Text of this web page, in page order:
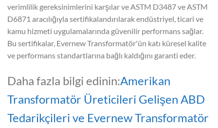
verimlilik gereksinimlerini karşılar ve ASTM D3487 ve ASTM
D6871 aracılığıyla sertifikalandırılarak endüstriyel, ticari ve
kamu hizmeti uygulamalarında güvenilir performans sağlar.
Bu sertifikalar, Evernew Transformatör'ün katı küresel kalite
ve performans standartlarına bağlı kaldığını garanti eder.
Daha fazla bilgi edinin:Amerikan
Transformatör Üreticileri Gelişen ABD
Tedarikçileri ve Evernew Transformatör